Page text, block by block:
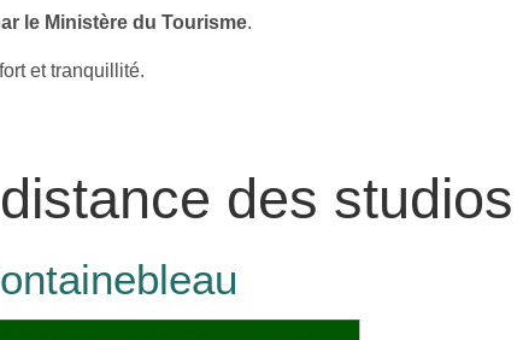
le Ministère du Tourisme.
et tranquillité.
des studios